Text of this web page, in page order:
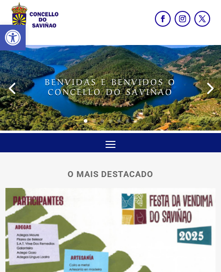
Abrir barra de ferramentas
BENVIDAS E BENVIDOS O
CONCELLO DO SAVIÑAO
O MAIS DESTACADO